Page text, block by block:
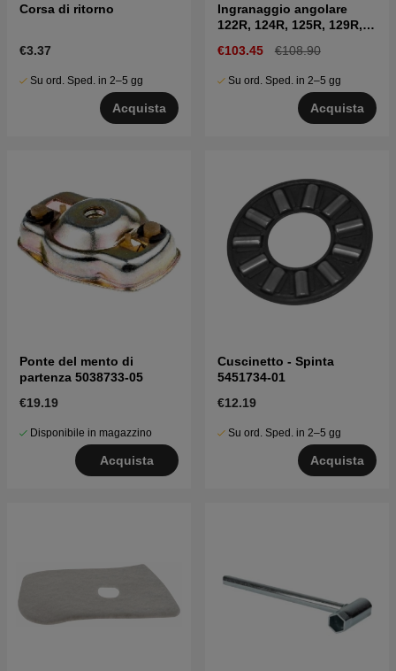
Corsa di ritorno
€3.37
Su ord. Sped. in 2–5 gg
Acquista
Ingranaggio angolare
122R, 124R, 125R, 129R,
€103.45 €108.90
Su ord. Sped. in 2–5 gg
Acquista
Ponte del mento di
partenza 5038733-05
€19.19
Disponibile in magazzino
Acquista
Cuscinetto - Spinta
5451734-01
€12.19
Su ord. Sped. in 2–5 gg
Acquista